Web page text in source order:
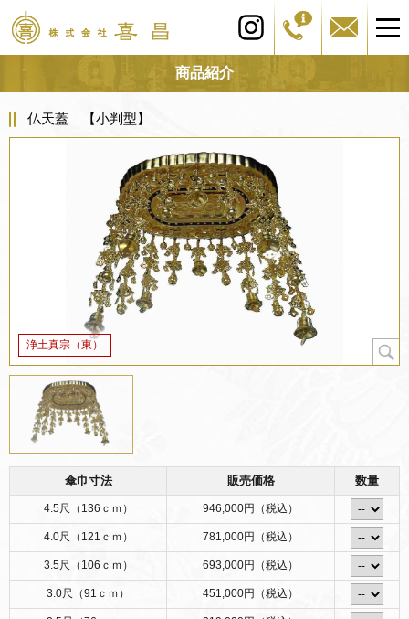
商品紹介
仏天蓋 【小判型】
浄土真宗（東）
傘巾寸法 販売価格 数量
4.5尺（136ｃｍ） 946,000円（税込）
4.0尺（121ｃｍ） 781,000円（税込）
3.5尺（106ｃｍ） 693,000円（税込）
3.0尺（91ｃｍ） 451,000円（税込）